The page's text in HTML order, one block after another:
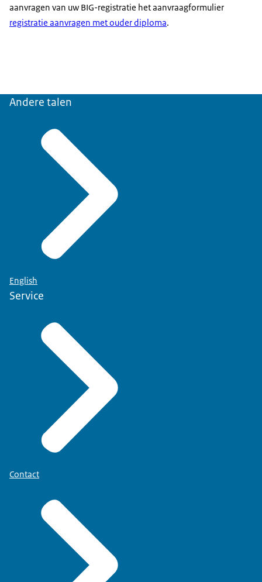
aanvragen van uw BIG-registratie het aanvraagformulier
registratie aanvragen met ouder diploma.
Andere talen
English
Service
Contact